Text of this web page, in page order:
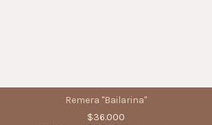
Remera "Bailarina"
$36.000